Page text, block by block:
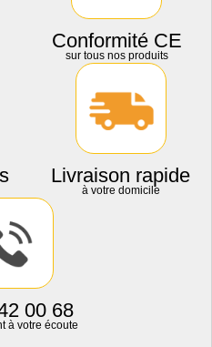
Conformité CE
sur tous nos produits
Livraison rapide
à votre domicile
00 68
à votre écoute